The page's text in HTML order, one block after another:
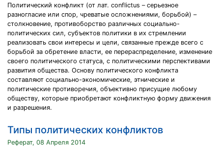
Политический конфликт (от лат. conflictus – серьезное
разногласие или спор, чреватые осложнениями, борьбой) –
столкновение, противоборство различных социально-
политических сил, субъектов политики в их стремлении
реализовать свои интересы и цели, связанные прежде всего с
борьбой за обретение власти, ее перераспределение, изменение
своего политического статуса, с политическими перспективами
развития общества. Основу политического конфликта
составляют социально-экономические, этнические и
политические противоречия, объективно присущие любому
обществу, которые приобретают конфликтную форму движения
и разрешения.
Типы политических конфликтов
Реферат, 08 Апреля 2014